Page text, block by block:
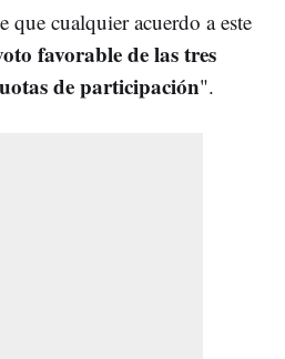
que cualquier acuerdo a este
favorable de las tres
de participación".